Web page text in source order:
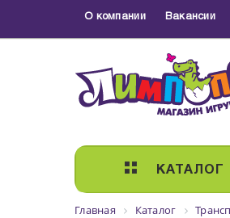
О компании Вакансии
КАТАЛОГ
Главная Каталог